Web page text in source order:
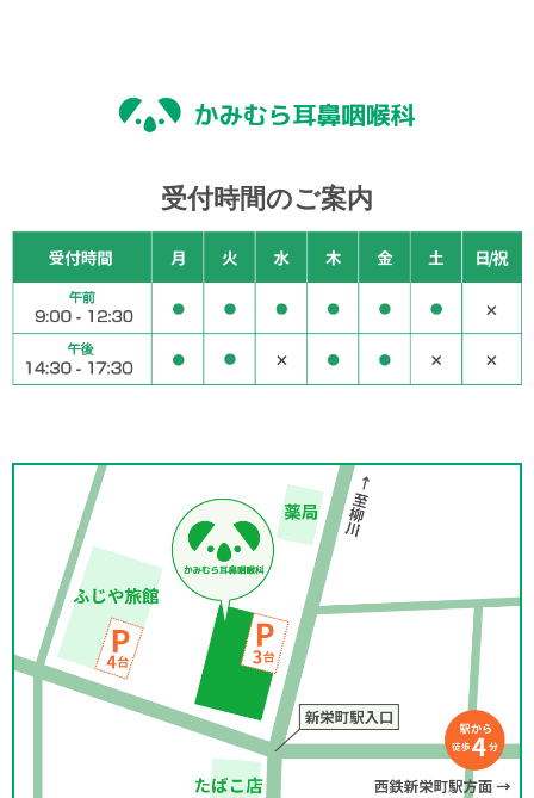
受付時間のご案内